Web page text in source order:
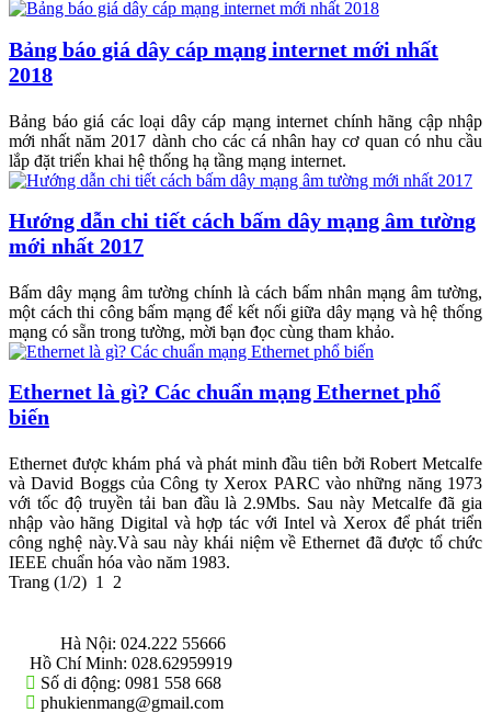
Bảng báo giá dây cáp mạng internet mới nhất
2018
Bảng báo giá các loại dây cáp mạng internet chính hãng cập nhập
mới nhất năm 2017 dành cho các cá nhân hay cơ quan có nhu cầu
lắp đặt triển khai hệ thống hạ tầng mạng internet.
Hướng dẫn chi tiết cách bấm dây mạng âm tường
mới nhất 2017
Bấm dây mạng âm tường chính là cách bấm nhân mạng âm tường,
một cách thi công bấm mạng để kết nối giữa dây mạng và hệ thống
mạng có sẵn trong tường, mời bạn đọc cùng tham khảo.
Ethernet là gì? Các chuẩn mạng Ethernet phổ
biến
Ethernet được khám phá và phát minh đầu tiên bởi Robert Metcalfe
và David Boggs của Công ty Xerox PARC vào những năng 1973
với tốc độ truyền tải ban đầu là 2.9Mbs. Sau này Metcalfe đã gia
nhập vào hãng Digital và hợp tác với Intel và Xerox để phát triển
công nghệ này.Và sau này khái niệm về Ethernet đã được tổ chức
IEEE chuẩn hóa vào năm 1983.
Trang (1/2) 1 2
Hà Nội: 024.222 55666
Hồ Chí Minh: 028.62959919
Số di động: 0981 558 668
phukienmang@gmail.com